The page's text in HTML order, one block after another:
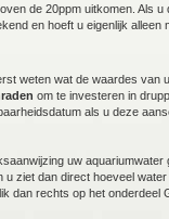
de 20ppm uitkomen. Als
en hoeft u eigenlijk alleen
weten wat de waardes
om te investeren in
als u deze
uw
u ziet dan direct hoeveel
dan rechts op het onderdeel